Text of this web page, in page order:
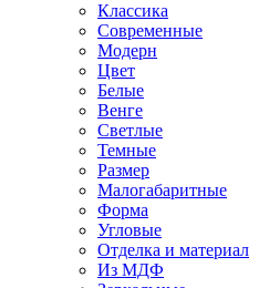
Классика
Современные
Модерн
Цвет
Белые
Венге
Светлые
Темные
Размер
Малогабаритные
Форма
Угловые
Отделка и материал
Из МДФ